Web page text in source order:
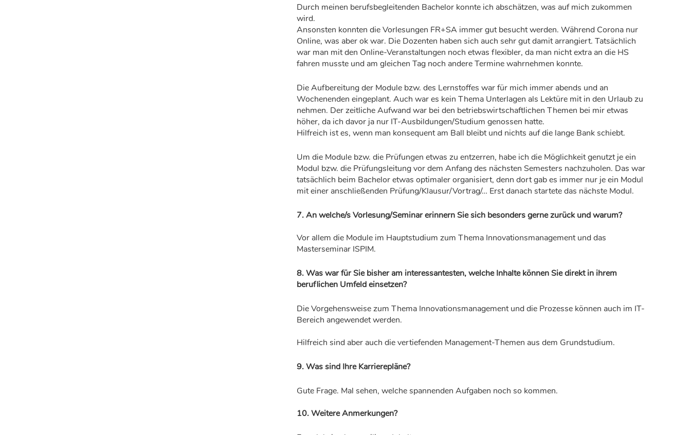
Durch meinen berufsbegleitenden Bachelor konnte ich abschätzen, was auf mich zukommen
wird.
Ansonsten konnten die Vorlesungen FR+SA immer gut besucht werden. Während Corona nur
Online, was aber ok war. Die Dozenten haben sich auch sehr gut damit arrangiert. Tatsächlich
war man mit den Online-Veranstaltungen noch etwas flexibler, da man nicht extra an die HS
fahren musste und am gleichen Tag noch andere Termine wahrnehmen konnte.
Die Aufbereitung der Module bzw. des Lernstoffes war für mich immer abends und an
Wochenenden eingeplant. Auch war es kein Thema Unterlagen als Lektüre mit in den Urlaub zu
nehmen. Der zeitliche Aufwand war bei den betriebswirtschaftlichen Themen bei mir etwas
höher, da ich davor ja nur IT-Ausbildungen/Studium genossen hatte.
Hilfreich ist es, wenn man konsequent am Ball bleibt und nichts auf die lange Bank schiebt.
Um die Module bzw. die Prüfungen etwas zu entzerren, habe ich die Möglichkeit genutzt je ein
Modul bzw. die Prüfungsleitung vor dem Anfang des nächsten Semesters nachzuholen. Das war
tatsächlich beim Bachelor etwas optimaler organisiert, denn dort gab es immer nur je ein Modul
mit einer anschließenden Prüfung/Klausur/Vortrag/… Erst danach startete das nächste Modul.
7. An welche/s Vorlesung/Seminar erinnern Sie sich besonders gerne zurück und warum?
Vor allem die Module im Hauptstudium zum Thema Innovationsmanagement und das
Masterseminar ISPIM.
8. Was war für Sie bisher am interessantesten, welche Inhalte können Sie direkt in ihrem
beruflichen Umfeld einsetzen?
Die Vorgehensweise zum Thema Innovationsmanagement und die Prozesse können auch im IT-
Bereich angewendet werden.
Hilfreich sind aber auch die vertiefenden Management-Themen aus dem Grundstudium.
9. Was sind Ihre Karrierepläne?
Gute Frage. Mal sehen, welche spannenden Aufgaben noch so kommen.
10. Weitere Anmerkungen?